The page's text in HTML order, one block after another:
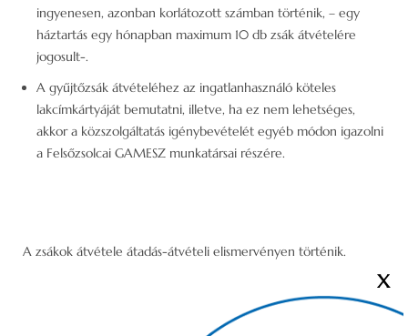
ingyenesen, azonban korlátozott számban történik, – egy
háztartás egy hónapban maximum 10 db zsák átvételére
jogosult-.
A gyűjtőzsák átvételéhez az ingatlanhasználó köteles
lakcímkártyáját bemutatni, illetve, ha ez nem lehetséges,
akkor a közszolgáltatás igénybevételét egyéb módon igazolni
a Felsőzsolcai GAMESZ munkatársai részére.
A zsákok átvétele átadás-átvételi elismervényen történik.
X